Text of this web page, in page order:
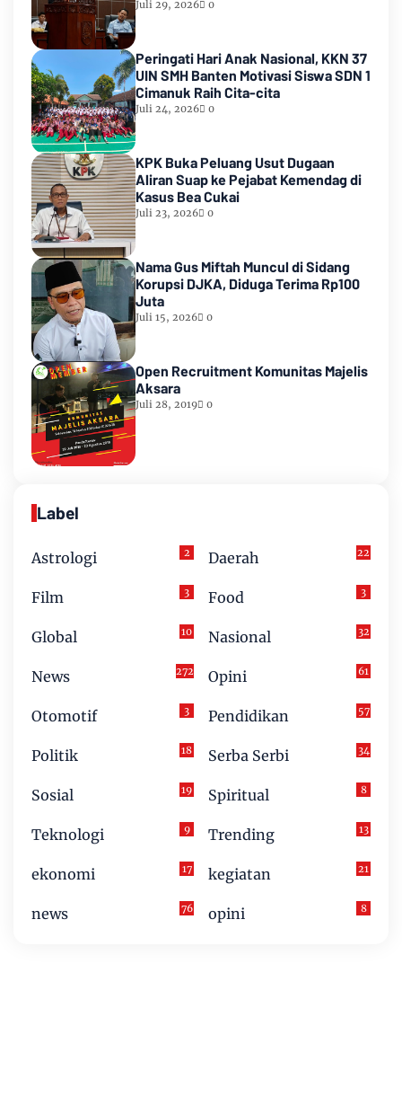
Juli 29, 2026 0
Peringati Hari Anak Nasional, KKN 37
UIN SMH Banten Motivasi Siswa SDN 1
Cimanuk Raih Cita-cita
Juli 24, 2026 0
KPK Buka Peluang Usut Dugaan
Aliran Suap ke Pejabat Kemendag di
Kasus Bea Cukai
Juli 23, 2026 0
Nama Gus Miftah Muncul di Sidang
Korupsi DJKA, Diduga Terima Rp100
Juta
Juli 15, 2026 0
Open Recruitment Komunitas Majelis
Aksara
Juli 28, 2019 0
Label
Astrologi 2 Daerah 22
Film 3 Food 3
Global 10 Nasional 32
News 272 Opini 61
Otomotif 3 Pendidikan 57
Politik 18 Serba Serbi 34
Sosial 19 Spiritual 8
Teknologi 9 Trending 13
ekonomi 17 kegiatan 21
news 76 opini 8